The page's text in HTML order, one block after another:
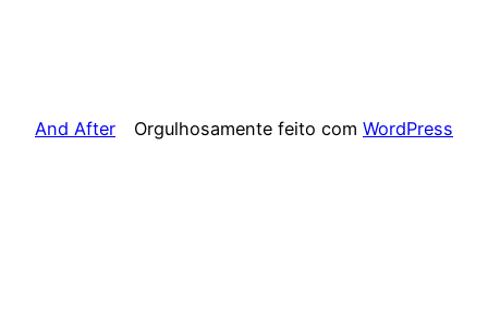
And After Orgulhosamente feito com WordPress